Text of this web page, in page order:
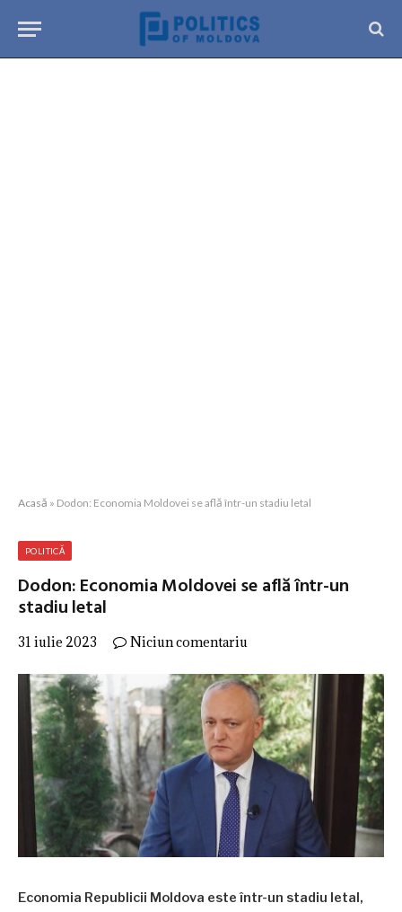
Acasă » Dodon: Economia Moldovei se află într-un stadiu letal
POLITICĂ
Dodon: Economia Moldovei se află într-un
stadiu letal
31 iulie 2023 Niciun comentariu
Economia Republicii Moldova este într-un stadiu letal,